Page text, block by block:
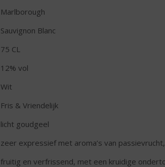
Marlborough
Sauvignon Blanc
75 CL
12% vol
Wit
Fris & Vriendelijk
licht goudgeel
zeer expressief met aroma’s van
fruitig en verfrissend, met een kruidige